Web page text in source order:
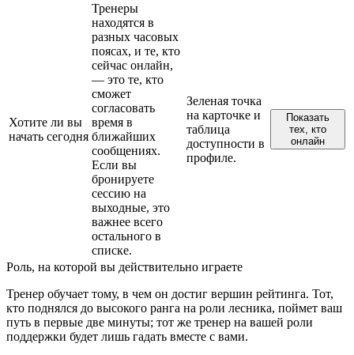
Хотите ли вы
начать сегодня
Тренеры
находятся в
разных часовых
поясах, и те, кто
сейчас онлайн,
— это те, кто
сможет
согласовать
время в
ближайших
сообщениях.
Если вы
бронируете
сессию на
выходные, это
важнее всего
остального в
списке.
Зеленая точка
на карточке и
таблица
доступности в
профиле.
Показать
тех, кто
онлайн
Роль, на которой вы действительно играете
Тренер обучает тому, в чем он достиг вершин рейтинга. Тот,
кто поднялся до высокого ранга на роли лесника, поймет ваш
путь в первые две минуты; тот же тренер на вашей роли
поддержки будет лишь гадать вместе с вами.